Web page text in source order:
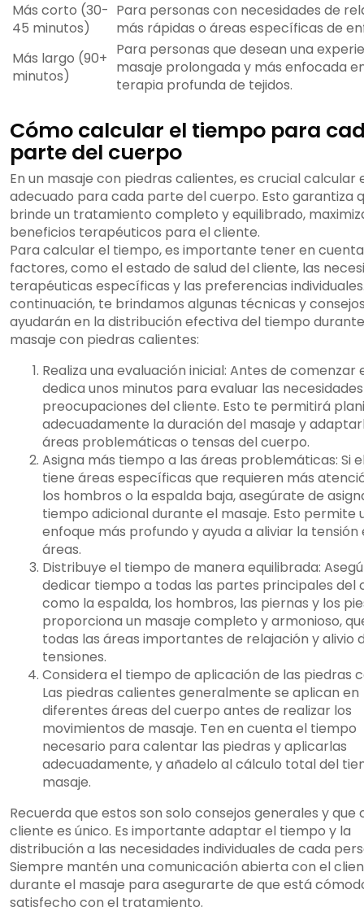
Más corto (30-
45 minutos)
Para personas con necesidades de
más rápidas o áreas específicas de
Más largo (90+
minutos)
Para personas que desean una
masaje prolongada y más enfocada
terapia profunda de tejidos.
Cómo calcular el tiempo para
parte del cuerpo
En un masaje con piedras calientes, es crucial calcular
adecuado para cada parte del cuerpo. Esto garantiza
brinde un tratamiento completo y equilibrado,
beneficios terapéuticos para el cliente.
Para calcular el tiempo, es importante tener en
factores, como el estado de salud del cliente, las
terapéuticas específicas y las preferencias
continuación, te brindamos algunas técnicas y
ayudarán en la distribución efectiva del tiempo
masaje con piedras calientes:
Realiza una evaluación inicial: Antes de comenzar
dedica unos minutos para evaluar las
preocupaciones del cliente. Esto te permitirá
adecuadamente la duración del masaje y
áreas problemáticas o tensas del cuerpo.
Asigna más tiempo a las áreas problemáticas: Si
tiene áreas específicas que requieren más
los hombros o la espalda baja, asegúrate de
tiempo adicional durante el masaje. Esto permite
enfoque más profundo y ayuda a aliviar la tensión
áreas.
Distribuye el tiempo de manera equilibrada:
dedicar tiempo a todas las partes principales del
como la espalda, los hombros, las piernas y los
proporciona un masaje completo y armonioso,
todas las áreas importantes de relajación y alivio
tensiones.
Considera el tiempo de aplicación de las piedras
Las piedras calientes generalmente se aplican en
diferentes áreas del cuerpo antes de realizar los
movimientos de masaje. Ten en cuenta el tiempo
necesario para calentar las piedras y aplicarlas
adecuadamente, y añadelo al cálculo total del
masaje.
Recuerda que estos son solo consejos generales y que
cliente es único. Es importante adaptar el tiempo y la
distribución a las necesidades individuales de cada
Siempre mantén una comunicación abierta con el
durante el masaje para asegurarte de que está
satisfecho con el tratamiento.